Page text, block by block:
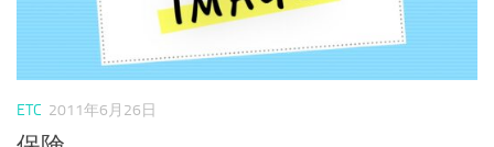
ETC 2011年6月26日